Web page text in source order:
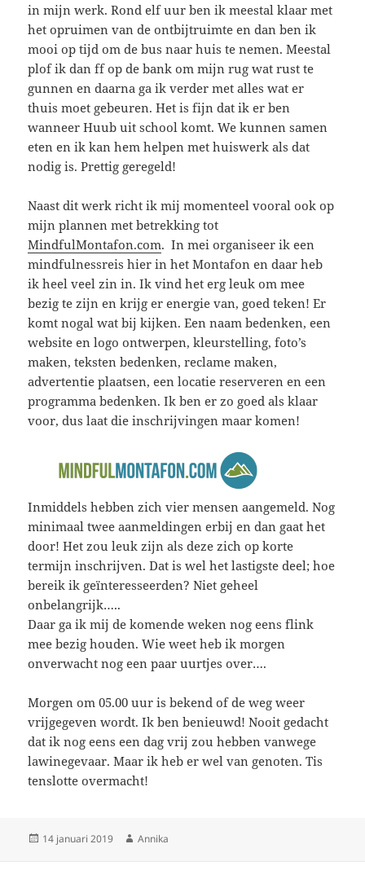
in mijn werk. Rond elf uur ben ik meestal klaar met
het opruimen van de ontbijtruimte en dan ben ik
mooi op tijd om de bus naar huis te nemen. Meestal
plof ik dan ff op de bank om mijn rug wat rust te
gunnen en daarna ga ik verder met alles wat er
thuis moet gebeuren. Het is fijn dat ik er ben
wanneer Huub uit school komt. We kunnen samen
eten en ik kan hem helpen met huiswerk als dat
nodig is. Prettig geregeld!
Naast dit werk richt ik mij momenteel vooral ook op
mijn plannen met betrekking tot
MindfulMontafon.com. In mei organiseer ik een
mindfulnessreis hier in het Montafon en daar heb
ik heel veel zin in. Ik vind het erg leuk om mee
bezig te zijn en krijg er energie van, goed teken! Er
komt nogal wat bij kijken. Een naam bedenken, een
website en logo ontwerpen, kleurstelling, foto’s
maken, teksten bedenken, reclame maken,
advertentie plaatsen, een locatie reserveren en een
programma bedenken. Ik ben er zo goed als klaar
voor, dus laat die inschrijvingen maar komen!
Inmiddels hebben zich vier mensen aangemeld. Nog
minimaal twee aanmeldingen erbij en dan gaat het
door! Het zou leuk zijn als deze zich op korte
termijn inschrijven. Dat is wel het lastigste deel; hoe
bereik ik geïnteresseerden? Niet geheel
onbelangrijk…..
Daar ga ik mij de komende weken nog eens flink
mee bezig houden. Wie weet heb ik morgen
onverwacht nog een paar uurtjes over….
Morgen om 05.00 uur is bekend of de weg weer
vrijgegeven wordt. Ik ben benieuwd! Nooit gedacht
dat ik nog eens een dag vrij zou hebben vanwege
lawinegevaar. Maar ik heb er wel van genoten. Tis
tenslotte overmacht!
Geplaatst
14 januari 2019 Auteur
Annika